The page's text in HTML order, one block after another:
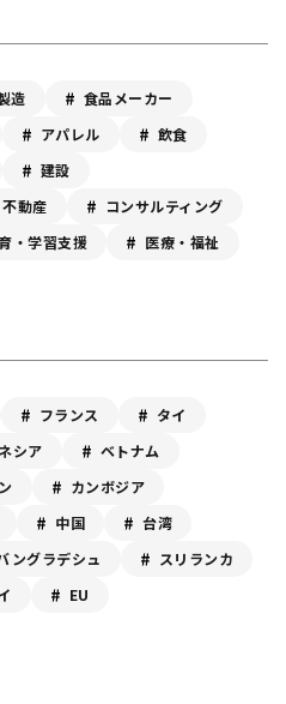
造
食品メーカー
アパレル
飲食
建設
不動産
コンサルティング
・学習支援
医療・福祉
フランス
タイ
シア
ベトナム
カンボジア
中国
台湾
ングラデシュ
スリランカ
EU